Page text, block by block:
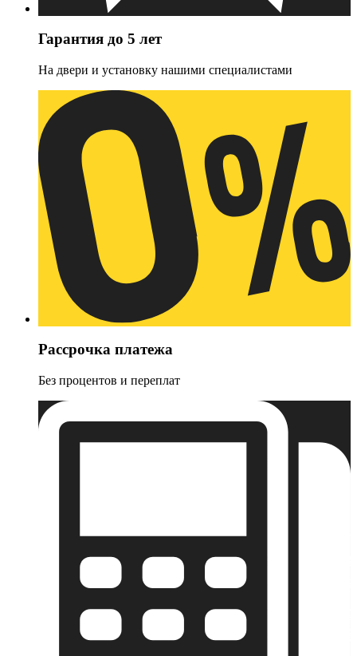
Гарантия до 5 лет
На двери и установку нашими специалистами
Рассрочка платежа
Без процентов и переплат